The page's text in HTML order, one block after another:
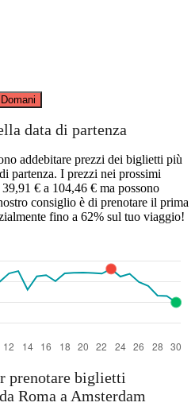
Domani
data di partenza
addebitare prezzi dei biglietti più
partenza. I prezzi nei prossimi
€ a 104,46 € ma possono
consiglio è di prenotare il prima
fino a 62% sul tuo viaggio!
prenotare biglietti
Roma a Amsterdam